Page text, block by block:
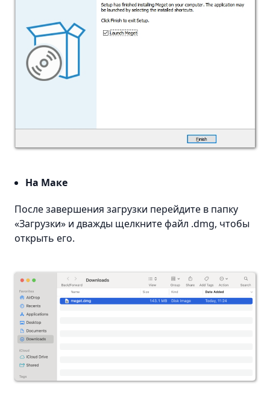
На Маке
После завершения загрузки перейдите в папку
«Загрузки» и дважды щелкните файл .dmg, чтобы
открыть его.